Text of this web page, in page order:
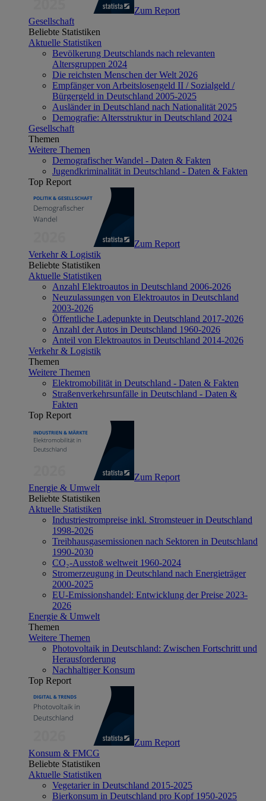
Zum Report
Gesellschaft
Beliebte Statistiken
Aktuelle Statistiken
Bevölkerung Deutschlands nach relevanten
Altersgruppen 2024
Die reichsten Menschen der Welt 2026
Empfänger von Arbeitslosengeld II / Sozialgeld /
Bürgergeld in Deutschland 2005-2025
Ausländer in Deutschland nach Nationalität 2025
Demografie: Altersstruktur in Deutschland 2024
Gesellschaft
Themen
Weitere Themen
Demografischer Wandel - Daten & Fakten
Jugendkriminalität in Deutschland - Daten & Fakten
Top Report
Zum Report
Verkehr & Logistik
Beliebte Statistiken
Aktuelle Statistiken
Anzahl Elektroautos in Deutschland 2006-2026
Neuzulassungen von Elektroautos in Deutschland
2003-2026
Öffentliche Ladepunkte in Deutschland 2017-2026
Anzahl der Autos in Deutschland 1960-2026
Anteil von Elektroautos in Deutschland 2014-2026
Verkehr & Logistik
Themen
Weitere Themen
Elektromobilität in Deutschland - Daten & Fakten
Straßenverkehrsunfälle in Deutschland - Daten &
Fakten
Top Report
Zum Report
Energie & Umwelt
Beliebte Statistiken
Aktuelle Statistiken
Industriestrompreise inkl. Stromsteuer in Deutschland
1998-2026
Treibhausgasemissionen nach Sektoren in Deutschland
1990-2030
CO₂-Ausstoß weltweit 1960-2024
Stromerzeugung in Deutschland nach Energieträger
2000-2025
EU-Emissionshandel: Entwicklung der Preise 2023-
2026
Energie & Umwelt
Themen
Weitere Themen
Photovoltaik in Deutschland: Zwischen Fortschritt und
Herausforderung
Nachhaltiger Konsum
Top Report
Zum Report
Konsum & FMCG
Beliebte Statistiken
Aktuelle Statistiken
Vegetarier in Deutschland 2015-2025
Bierkonsum in Deutschland pro Kopf 1950-2025